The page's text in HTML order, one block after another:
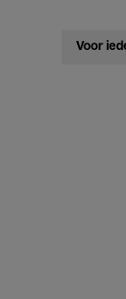
Voor